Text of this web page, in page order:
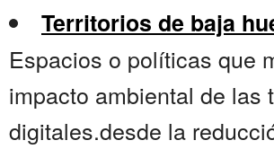
Territorios de baja
Espacios o políticas que
impacto ambiental de las
digitales.desde la